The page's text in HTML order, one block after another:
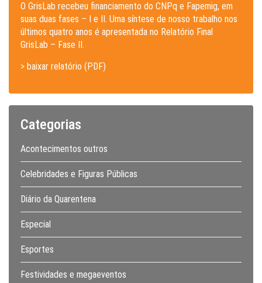
O GrisLab recebeu financiamento do CNPq e Fapemig, em
suas duas fases – I e II. Uma síntese de nosso trabalho nos
últimos quatro anos é apresentada no Relatório Final
GrisLab – Fase II.
> baixar relatório (PDF)
Categorias
Acontecimentos outros
Celebridades e Figuras Públicas
Diário da Quarentena
Especial
Esportes
Festividades e megaeventos